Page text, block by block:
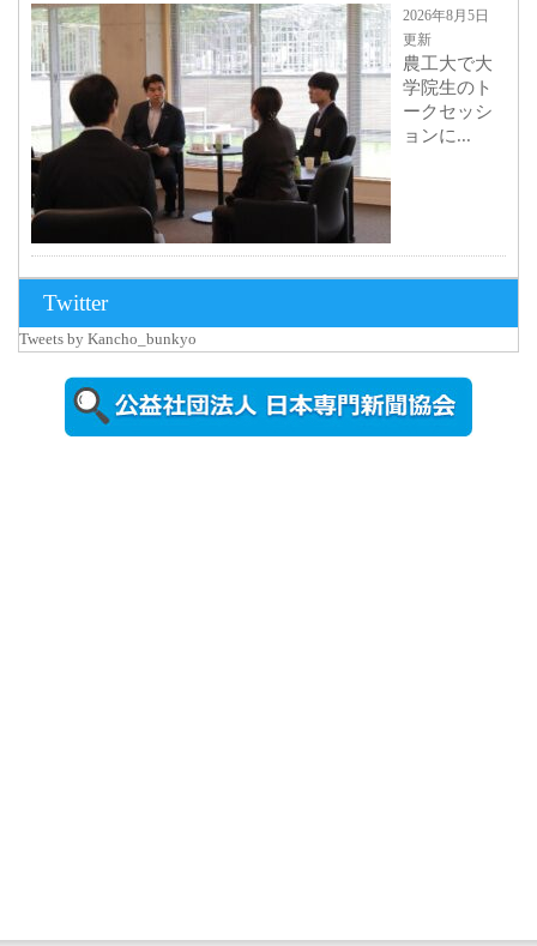
2026年8月5日
更新
農工大で大
学院生のト
ークセッシ
ョンに...
ォトスポッ
ト （8...
県警等と大
Twitter
Tweets by Kancho_bunkyo